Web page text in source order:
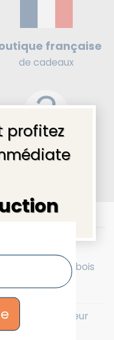
profitez
française
de cadeaux
Besoin d’aide ?
Marina en bois
homme - Couleur